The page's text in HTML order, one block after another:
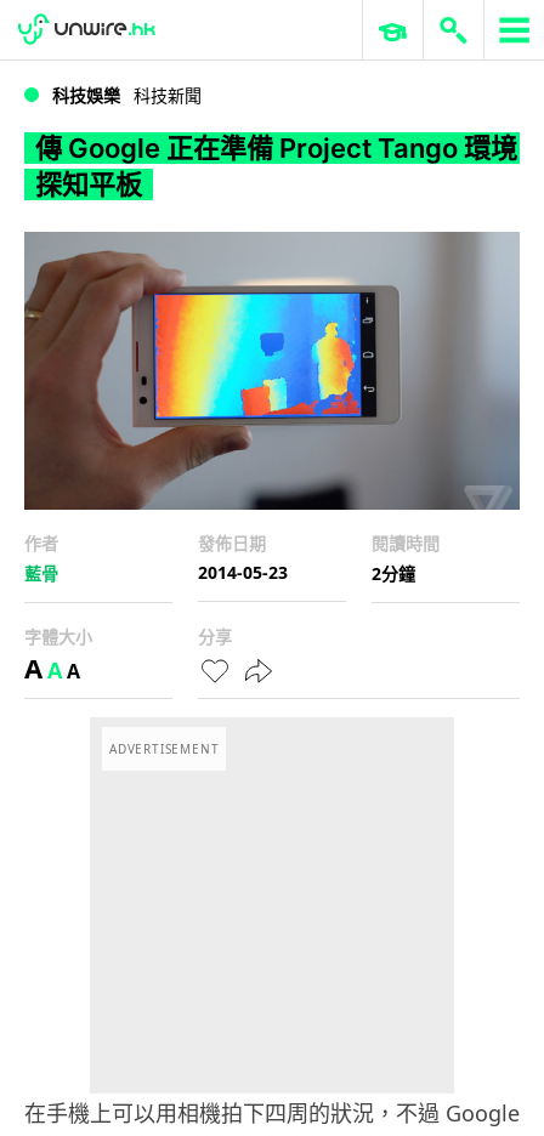
WWDC 2026 ERP 與商業 AI
科技娛樂 科技新聞
傳 Google 正在準備 Project Tango 環境
探知平板
作者
藍骨
發佈日期
2014-05-23
閱讀時間
2分鐘
字體大小
AAA
分享
ADVERTISEMENT
在手機上可以用相機拍下四周的狀況，不過 Google